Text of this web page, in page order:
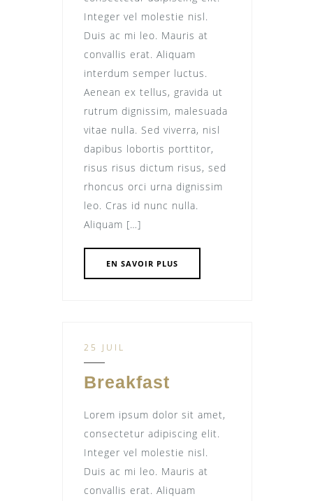
Integer vel molestie nisl.
Duis ac mi leo. Mauris at
convallis erat. Aliquam
interdum semper luctus.
Aenean ex tellus, gravida ut
rutrum dignissim, malesuada
vitae nulla. Sed viverra, nisl
dapibus lobortis porttitor,
risus risus dictum risus, sed
rhoncus orci urna dignissim
leo. Cras id nunc nulla.
Aliquam […]
EN SAVOIR PLUS
25 JUIL
Breakfast
Lorem ipsum dolor sit amet,
consectetur adipiscing elit.
Integer vel molestie nisl.
Duis ac mi leo. Mauris at
convallis erat. Aliquam